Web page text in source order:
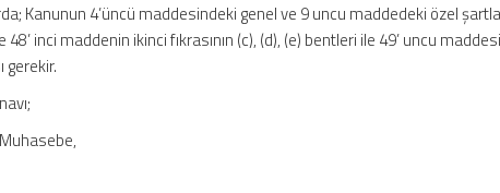
Kanunun 4’üncü maddesindeki genel ve 9 uncu maddedeki özel
48’ inci maddenin ikinci fıkrasının (c), (d), (e) bentleri ile 49’ uncu
gerekir.